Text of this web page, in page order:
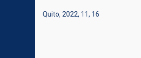
Quito, 2022, 11, 16